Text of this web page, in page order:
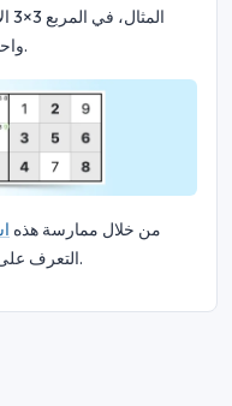
واحدة فقط. هذا يجعله هو الإجابة لتلك الخلية.
من خلال ممارسة هذه
التعرف على الأنماط وتتقن مستوى السودوكو السهل.